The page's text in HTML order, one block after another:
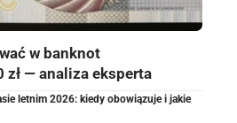
w banknot
zł — analiza eksperta
letnim 2026: kiedy obowiązuje i jakie